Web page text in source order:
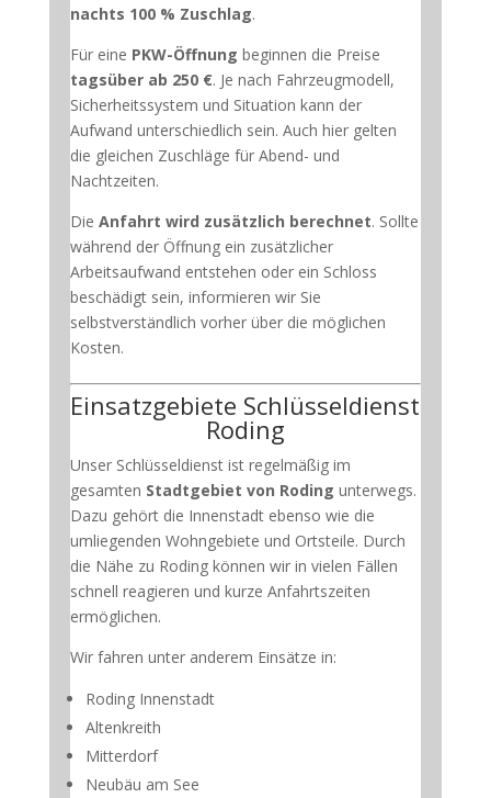
nachts 100 % Zuschlag.
Für eine PKW-Öffnung beginnen die Preise
tagsüber ab 250 €. Je nach Fahrzeugmodell,
Sicherheitssystem und Situation kann der
Aufwand unterschiedlich sein. Auch hier gelten
die gleichen Zuschläge für Abend- und
Nachtzeiten.
Die Anfahrt wird zusätzlich berechnet. Sollte
während der Öffnung ein zusätzlicher
Arbeitsaufwand entstehen oder ein Schloss
beschädigt sein, informieren wir Sie
selbstverständlich vorher über die möglichen
Kosten.
Einsatzgebiete Schlüsseldienst
Roding
Unser Schlüsseldienst ist regelmäßig im
gesamten Stadtgebiet von Roding unterwegs.
Dazu gehört die Innenstadt ebenso wie die
umliegenden Wohngebiete und Ortsteile. Durch
die Nähe zu Roding können wir in vielen Fällen
schnell reagieren und kurze Anfahrtszeiten
ermöglichen.
Wir fahren unter anderem Einsätze in:
Roding Innenstadt
Altenkreith
Mitterdorf
Neubäu am See